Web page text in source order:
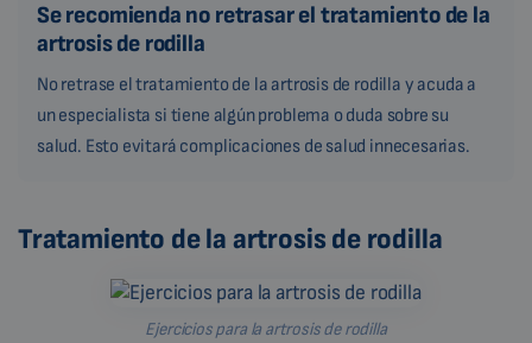
Se recomienda no retrasar el tratamiento de la
artrosis de rodilla
No retrase el tratamiento de la artrosis de rodilla y acuda a
un especialista si tiene algún problema o duda sobre su
salud. Esto evitará complicaciones de salud innecesarias.
Tratamiento de la artrosis de rodilla
Ejercicios para la artrosis de rodilla